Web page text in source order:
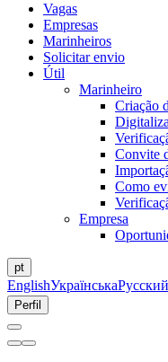
Vagas
Empresas
Marinheiros
Solicitar envio
Útil
Marinheiro
Criação
Convite
Como
Empresa
pt
EnglishУкраїнськаРусский
Perfil